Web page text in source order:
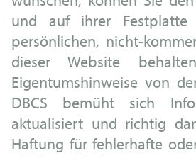
und auf ihrer
persönlichen, nicht-
dieser Website
Eigentumshinweise von
DBCS bemüht sich
aktualisiert und richtig
Haftung für fehlerhafte